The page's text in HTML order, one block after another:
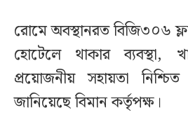
রোমে অবস্থানরত বিজি৩০৬
হোটেলে থাকার ব্যবস্থা,
প্রয়োজনীয় সহায়তা
জানিয়েছে বিমান কর্তৃপক্ষ।